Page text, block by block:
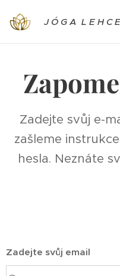
J Ó G A L E H C E
Zadejte svůj e-
zašleme
hesla. Neznáte
Zadejte svůj email